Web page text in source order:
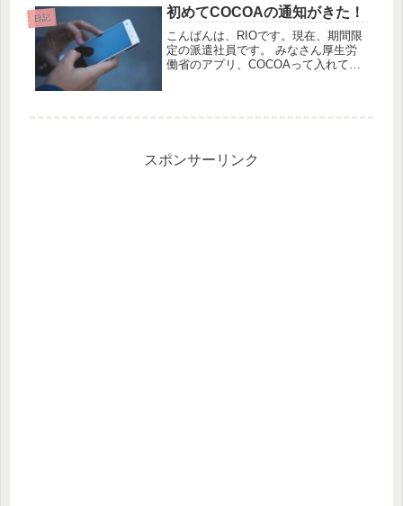
でも使ってきた 私は一人暮らしを始
めた頃からエコバッグを使ってきま...
日記 初めてCOCOAの通知がきた！
こんばんは、RIOです。現在、期間限
定の派遣社員です。 みなさん厚生労
働省のアプリ、COCOAって入れてま
スポンサーリンク